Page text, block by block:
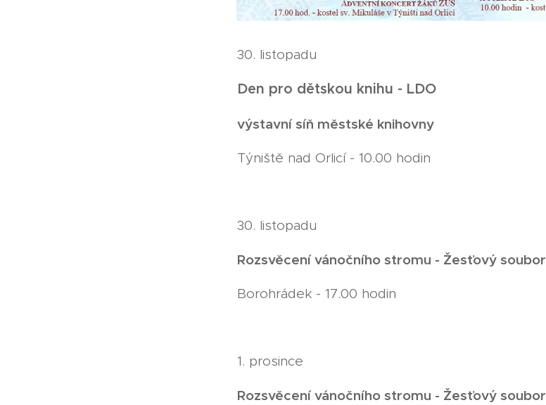
30. listopadu
Den pro dětskou knihu - LDO
výstavní síň městské knihovny
Týniště nad Orlicí - 10.00 hodin
30. listopadu
Rozsvěcení vánočního stromu - Žesťový soubor
Borohrádek - 17.00 hodin
1. prosince
Rozsvěcení vánočního stromu - Žesťový soubor